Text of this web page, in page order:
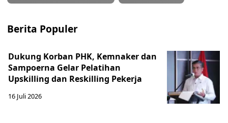
Berita Populer
Dukung Korban PHK, Kemnaker dan
Sampoerna Gelar Pelatihan
Upskilling dan Reskilling Pekerja
16 Juli 2026